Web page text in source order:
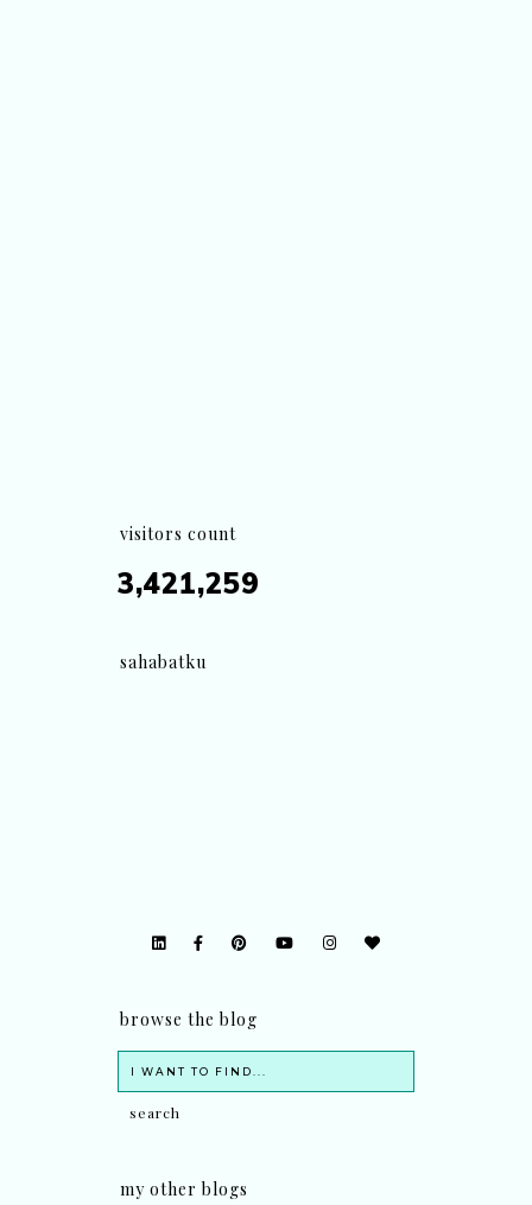
visitors count
3,421,259
sahabatku
browse the blog
my other blogs